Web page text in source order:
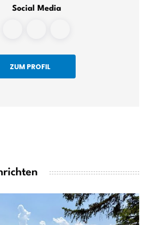
Social Media
ZUM PROFIL